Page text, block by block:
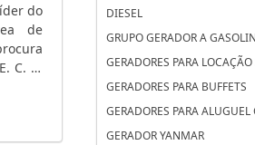
DIESEL
GRUPO GERADOR A
GERADORES PARA LOCAÇÃO
GERADORES PARA BUFFETS
GERADORES PARA
GERADOR YANMAR
do
de
C. A.